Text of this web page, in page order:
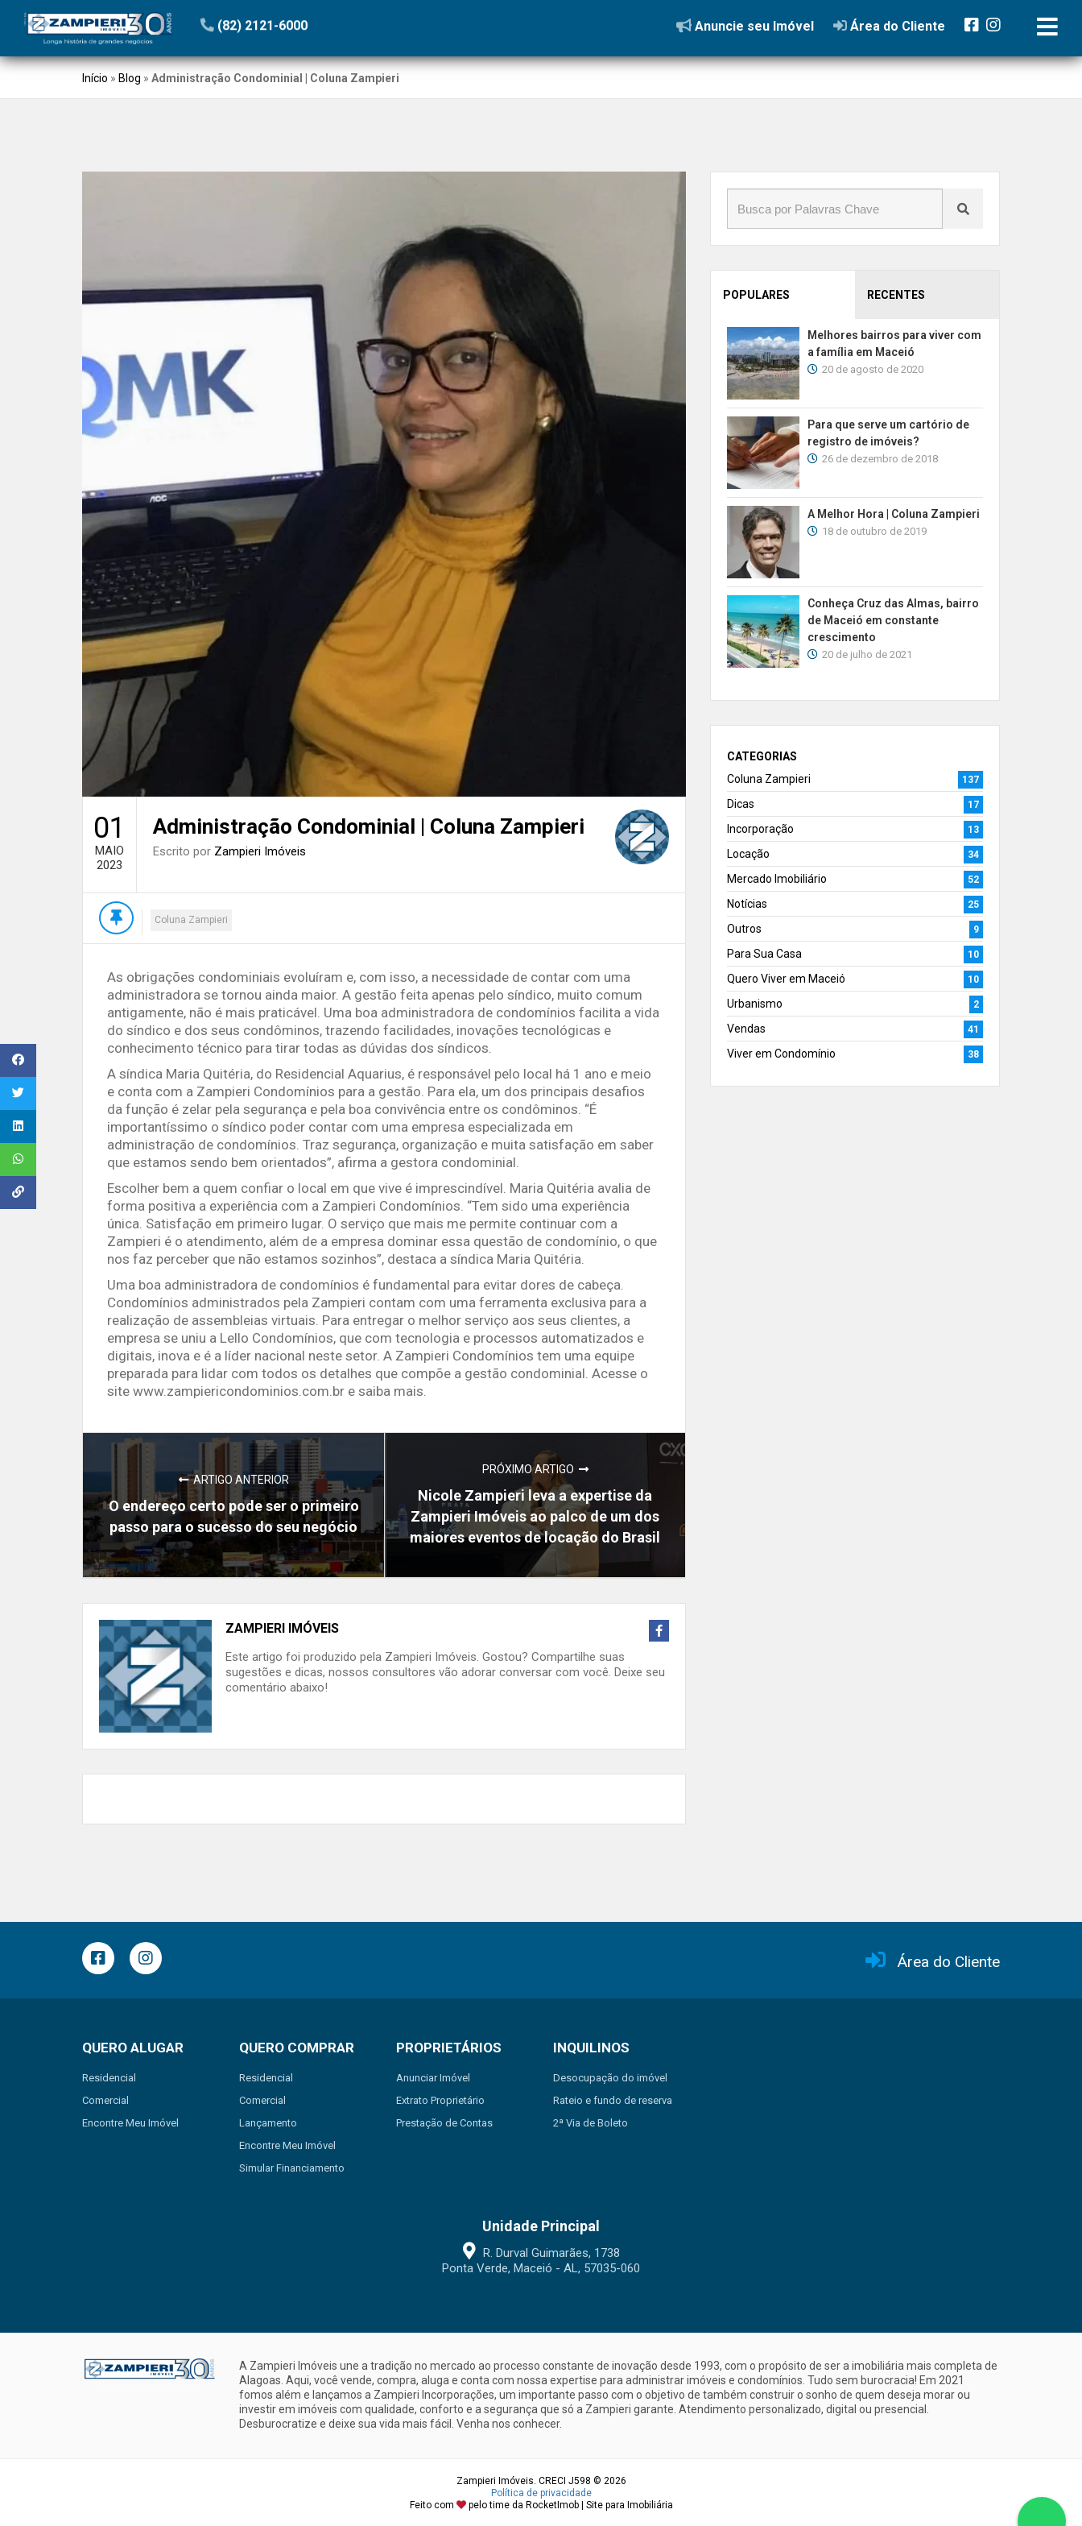
(82) 2121-6000 Anuncie seu Imóvel Área do Cliente
Início » Blog » Administração Condominial | Coluna Zampieri
01
MAIO
2023
Administração Condominial | Coluna Zampieri
Escrito por Zampieri Imóveis
Coluna Zampieri
As obrigações condominiais evoluíram e, com isso, a necessidade de contar com uma
administradora se tornou ainda maior. A gestão feita apenas pelo síndico, muito comum
antigamente, não é mais praticável. Uma boa administradora de condomínios facilita a vida
do síndico e dos seus condôminos, trazendo facilidades, inovações tecnológicas e
conhecimento técnico para tirar todas as dúvidas dos síndicos.
A síndica Maria Quitéria, do Residencial Aquarius, é responsável pelo local há 1 ano e meio
e conta com a Zampieri Condomínios para a gestão. Para ela, um dos principais desafios
da função é zelar pela segurança e pela boa convivência entre os condôminos. “É
importantíssimo o síndico poder contar com uma empresa especializada em
administração de condomínios. Traz segurança, organização e muita satisfação em saber
que estamos sendo bem orientados”, afirma a gestora condominial.
Escolher bem a quem confiar o local em que vive é imprescindível. Maria Quitéria avalia de
forma positiva a experiência com a Zampieri Condomínios. “Tem sido uma experiência
única. Satisfação em primeiro lugar. O serviço que mais me permite continuar com a
Zampieri é o atendimento, além de a empresa dominar essa questão de condomínio, o que
nos faz perceber que não estamos sozinhos”, destaca a síndica Maria Quitéria.
Uma boa administradora de condomínios é fundamental para evitar dores de cabeça.
Condomínios administrados pela Zampieri contam com uma ferramenta exclusiva para a
realização de assembleias virtuais. Para entregar o melhor serviço aos seus clientes, a
empresa se uniu a Lello Condomínios, que com tecnologia e processos automatizados e
digitais, inova e é a líder nacional neste setor. A Zampieri Condomínios tem uma equipe
preparada para lidar com todos os detalhes que compõe a gestão condominial. Acesse o
site www.zampiericondominios.com.br e saiba mais.
ARTIGO ANTERIOR
O endereço certo pode ser o primeiro
passo para o sucesso do seu negócio
PRÓXIMO ARTIGO
Nicole Zampieri leva a expertise da
Zampieri Imóveis ao palco de um dos
maiores eventos de locação do Brasil
ZAMPIERI IMÓVEIS
Este artigo foi produzido pela Zampieri Imóveis. Gostou? Compartilhe suas
sugestões e dicas, nossos consultores vão adorar conversar com você. Deixe seu
comentário abaixo!
POPULARES RECENTES
Melhores bairros para viver com
a família em Maceió
20 de agosto de 2020
Para que serve um cartório de
registro de imóveis?
26 de dezembro de 2018
A Melhor Hora | Coluna Zampieri
18 de outubro de 2019
Conheça Cruz das Almas, bairro
de Maceió em constante
crescimento
20 de julho de 2021
CATEGORIAS
Coluna Zampieri
137
Dicas 17
Incorporação 13
Locação 34
Mercado Imobiliário 52
Notícias 25
Outros 9
Para Sua Casa 10
Quero Viver em Maceió 10
Urbanismo 2
Vendas 41
Viver em Condomínio 38
Área do Cliente
QUERO ALUGAR
Residencial
Comercial
Encontre Meu Imóvel
QUERO COMPRAR
Residencial
Comercial
Lançamento
Encontre Meu Imóvel
Simular Financiamento
PROPRIETÁRIOS
Anunciar Imóvel
Extrato Proprietário
Prestação de Contas
INQUILINOS
Desocupação do imóvel
Rateio e fundo de reserva
2ª Via de Boleto
Unidade Principal
R. Durval Guimarães, 1738
Ponta Verde, Maceió - AL, 57035-060
A Zampieri Imóveis une a tradição no mercado ao processo constante de inovação desde 1993, com o propósito de ser a imobiliária mais completa de
Alagoas. Aqui, você vende, compra, aluga e conta com nossa expertise para administrar imóveis e condomínios. Tudo sem burocracia! Em 2021
fomos além e lançamos a Zampieri Incorporações, um importante passo com o objetivo de também construir o sonho de quem deseja morar ou
investir em imóveis com qualidade, conforto e a segurança que só a Zampieri garante. Atendimento personalizado, digital ou presencial.
Desburocratize e deixe sua vida mais fácil. Venha nos conhecer.
Zampieri Imóveis. CRECI J598 © 2026
Política de privacidade
Feito com
pelo time da RocketImob | Site para Imobiliária